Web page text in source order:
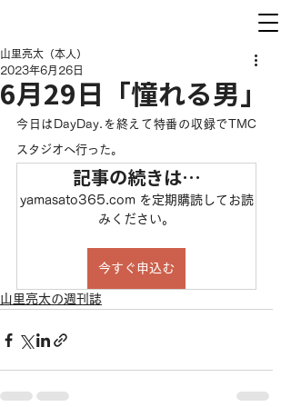
6月29日「憧れる男」
山里亮太（本人）
2023年6月26日
今日はDayDay.を終えて特番の収録でTMC
スタジオへ行った。
記事の続きは…
yamasato365.com を定期購読してお読
みください。
今すぐ申込む
山里亮太の週刊誌